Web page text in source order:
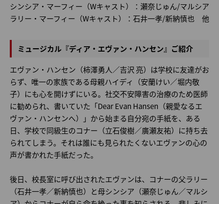
シンシア・マーフィー（Wキャスト）：瀬奈じゅん/マルシア
ラリー・マーフィー（Wキャスト）：石井一孝/新納慎也 他
ミュージカル『ディア・エヴァン・ハンセン』ご紹介
エヴァン・ハンセン（柿澤勇人／吉沢 亮）は学校に友達がお
らず、唯一の家族である母親ハイディ（安蘭けい／堀内敬
子）にも心を開けずにいる。社交不安障害の治療のため医師
に勧められ、書いていた「Dear Evan Hansen（親愛なるエ
ヴァン・ハンセンへ）」から始まる自分宛の手紙を、ある
日、学校で同級生のコナー（立石俊樹／廣瀬友祐）に持ち去
られてしまう。それは誰にも見られたくないエヴァンの心の
声が書かれた手紙だった。
後日、校長室に呼び出されたエヴァンは、コナーの父ラリー
（石井一孝／新納慎也）と母シンシア（瀬奈じゅん／マルシ